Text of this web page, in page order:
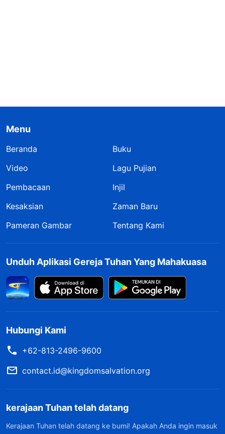
Menu
Beranda
Buku
Video
Lagu Pujian
Pembacaan
Injil
Kesaksian
Zaman Baru
Pameran Gambar
Tentang Kami
Unduh Aplikasi Gereja Tuhan Yang Mahakuasa
Hubungi Kami
+62-813-2496-9600
contact.id@kingdomsalvation.org
kerajaan Tuhan telah datang
Kerajaan Tuhan telah datang ke bumi! Apakah Anda ingin masuk